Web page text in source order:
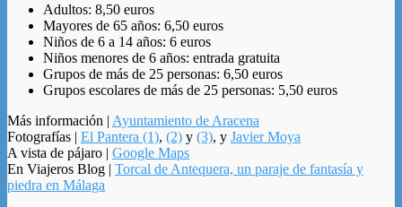
Adultos: 8,50 euros
Mayores de 65 años: 6,50 euros
Niños de 6 a 14 años: 6 euros
Niños menores de 6 años: entrada gratuita
Grupos de más de 25 personas: 6,50 euros
Grupos escolares de más de 25 personas: 5,50 euros
Más información | Ayuntamiento de Aracena
Fotografías | El Pantera (1), (2) y (3), y Javier Moya
A vista de pájaro | Google Maps
En Viajeros Blog | Torcal de Antequera, un paraje de fantasía y
piedra en Málaga